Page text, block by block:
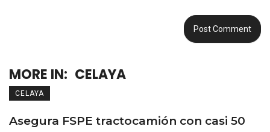
MORE IN: CELAYA
CELAYA
Asegura FSPE tractocamión con casi 50